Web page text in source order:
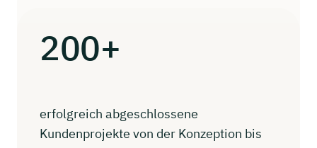
200+
erfolgreich abgeschlossene
Kundenprojekte von der Konzeption bis